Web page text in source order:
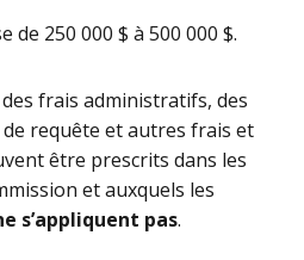
de 250 000 $ à 500 000 $.
frais administratifs, des
requête et autres frais et
être prescrits dans les
et auxquels les
s’appliquent pas.